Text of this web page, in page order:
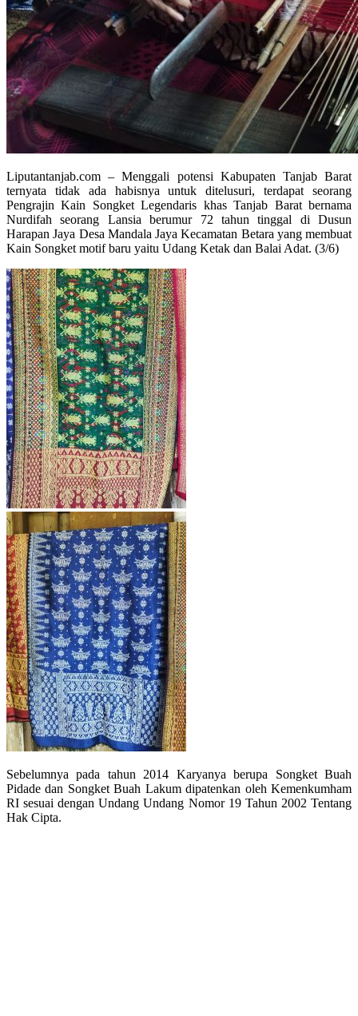
Liputantanjab.com – Menggali potensi Kabupaten Tanjab Barat
ternyata tidak ada habisnya untuk ditelusuri, terdapat seorang
Pengrajin Kain Songket Legendaris khas Tanjab Barat bernama
Nurdifah seorang Lansia berumur 72 tahun tinggal di Dusun
Harapan Jaya Desa Mandala Jaya Kecamatan Betara yang membuat
Kain Songket motif baru yaitu Udang Ketak dan Balai Adat. (3/6)
Sebelumnya pada tahun 2014 Karyanya berupa Songket Buah
Pidade dan Songket Buah Lakum dipatenkan oleh Kemenkumham
RI sesuai dengan Undang Undang Nomor 19 Tahun 2002 Tentang
Hak Cipta.